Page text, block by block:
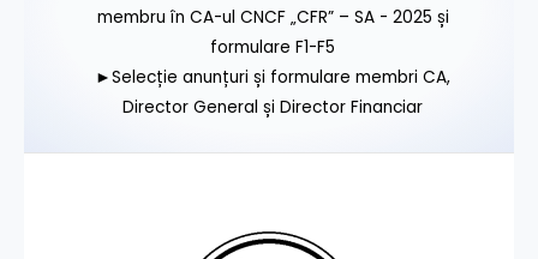
membru în CA-ul CNCF „CFR” – SA - 2025 și
formulare F1-F5
►Selecție anunțuri și formulare membri CA,
Director General și Director Financiar